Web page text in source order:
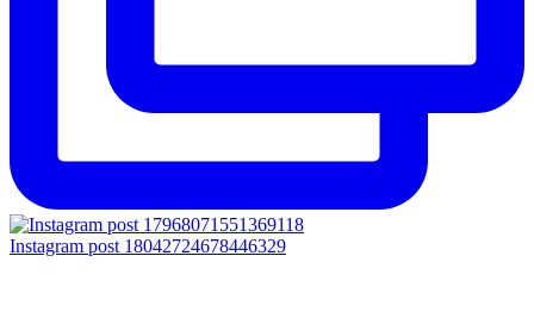
Instagram post 18042724678446329